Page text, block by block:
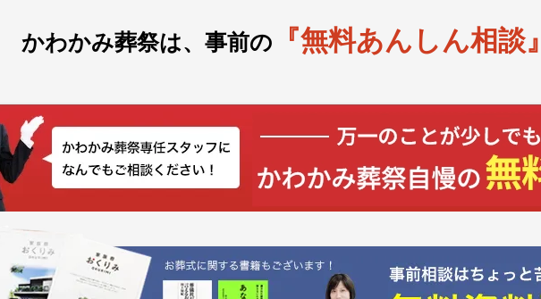
かわかみ葬祭は、事前の 『無料あんしん相談』